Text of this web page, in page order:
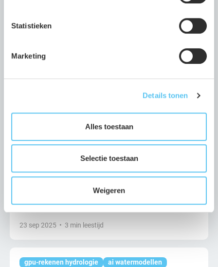
Statistieken
Marketing
Details tonen
Alles toestaan
Selectie toestaan
Weigeren
WELKOM: onze nieuwe Algemeen Directeur
02 dec 2025
civiele techniek
2025: Terug naar de Standaard – Aveco de Bondt
civiele constructies
infrastructuur
civiele constructies
23 sep 2025 • 3 min leestijd
gpu-rekenen hydrologie
ai watermodellen